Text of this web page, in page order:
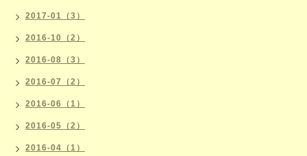
2017-01（3）
2016-10（2）
2016-08（3）
2016-07（2）
2016-06（1）
2016-05（2）
2016-04（1）